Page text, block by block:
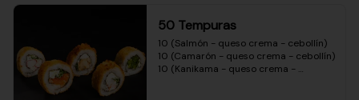
50 Tempuras
10 (Salmón - queso crema - cebollín)
10 (Camarón - queso crema - cebollín)
10 (Kanikama - queso crema -